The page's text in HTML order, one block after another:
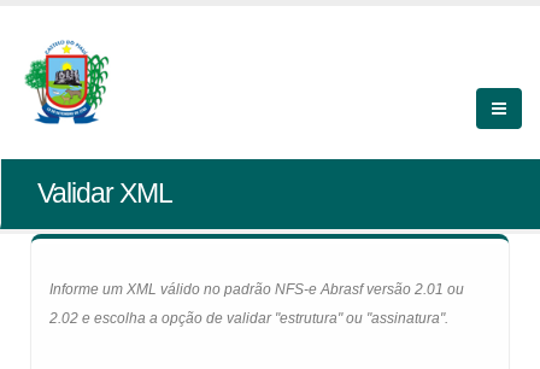
Validar XML
Informe um XML válido no padrão NFS-e Abrasf versão 2.01 ou
2.02 e escolha a opção de validar "estrutura" ou "assinatura".